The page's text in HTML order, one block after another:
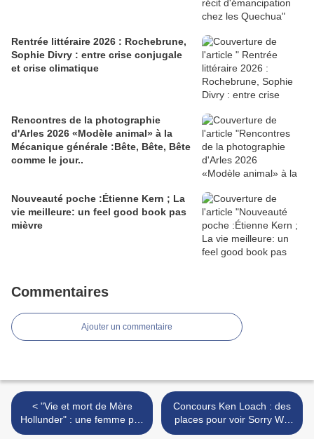
Rentrée littéraire 2026 : Rochebrune,
Sophie Divry : entre crise conjugale
et crise climatique
Rencontres de la photographie
d'Arles 2026 «Modèle animal» à la
Mécanique générale :Bête, Bête, Bête
comme le jour..
Nouveauté poche :Étienne Kern ; La
vie meilleure: un feel good book pas
mièvre
Commentaires
Ajouter un commentaire
< "Vie et mort de Mère
Hollunder" : une femme pas
si ordinaire à écouter en ce
Concours Ken Loach : des
places pour voir Sorry We
missed you à gagner >